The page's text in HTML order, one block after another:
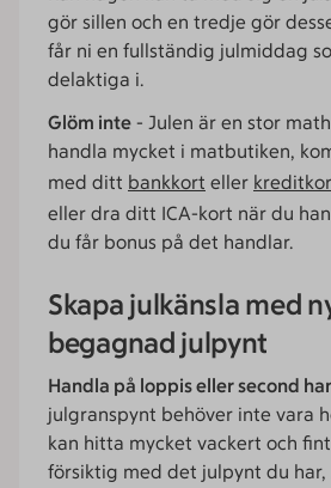
gör sillen och en tredje gör
får ni en fullständig julmiddag
delaktiga i.
Glöm inte - Julen är en stor
handla mycket i matbutiken,
med ditt bankkort eller
eller dra ditt ICA-kort när du
du får bonus på det handlar.
Skapa julkänsla med
begagnad julpynt
Handla på loppis eller second
julgranspynt behöver inte vara
kan hitta mycket vackert och
försiktig med det julpynt du har,